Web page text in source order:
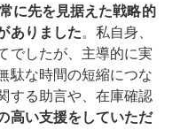
常に先を見据えた戦略的
ありました。私自身、
でしたが、主導的に実
駄な時間の短縮につな
する助言や、在庫確認
高い支援をしていただ